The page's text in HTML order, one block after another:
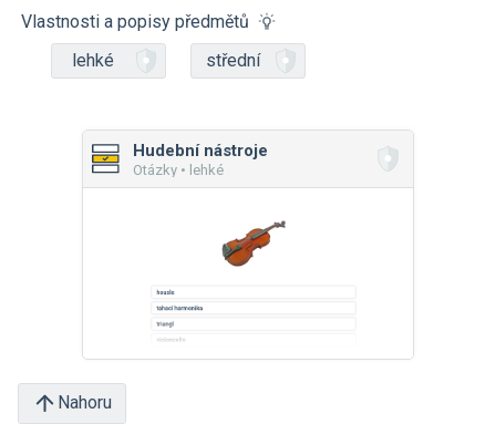
Vlastnosti a popisy předmětů
lehké
střední
Hudební nástroje
Otázky • lehké
Nahoru